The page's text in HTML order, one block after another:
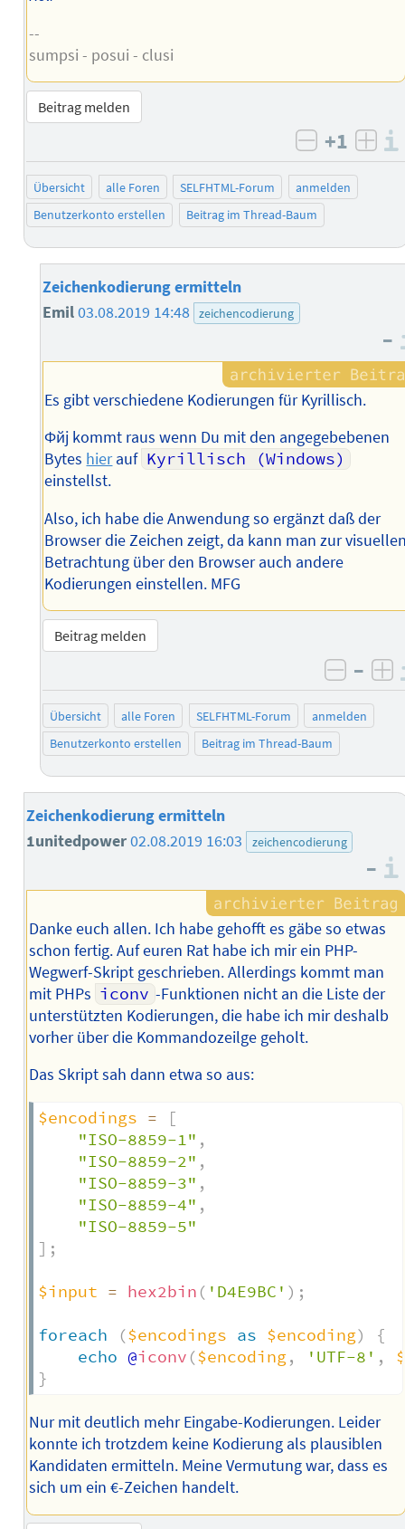
--
sumpsi - posui - clusi
Beitrag melden
negativ
+1
Übersicht alle Foren SELFHTML-Forum
anmelden
Benutzerkonto erstellen
Beitrag im Thread-Baum
Zeichenkodierung ermitteln
Emil03.08.2019 14:48 zeichencodierung
–
Es gibt verschiedene Kodierungen für Kyrillisch.
Фйј kommt raus wenn Du mit den angegebebenen
Bytes hierauf Kyrillisch (Windows)
einstellst.
Also, ich habe die Anwendung so ergänzt daß der
Browser die Zeichen zeigt, da kann man zur
Betrachtung über den Browser auch andere
Kodierungen einstellen. MFG
Beitrag melden
–
Übersicht alle Foren SELFHTML-Forum
anmelden
Benutzerkonto erstellen
Beitrag im Thread-Baum
Zeichenkodierung ermitteln
1unitedpower02.08.2019 16:03 zeichencodierung
–
Danke euch allen. Ich habe gehofft es gäbe so etwas
schon fertig. Auf euren Rat habe ich mir ein PHP-
Wegwerf-Skript geschrieben. Allerdings kommt man
mit PHPs iconv -Funktionen nicht an die Liste der
unterstützten Kodierungen, die habe ich mir deshalb
vorher über die Kommandozeilge geholt.
Das Skript sah dann etwa so aus:
$encodings =
[
"ISO-8859-1" ,
"ISO-8859-2" ,
"ISO-8859-3" ,
"ISO-8859-4" ,
"ISO-8859-5"
] ;
$input = hex2bin ( 'D4E9BC' ) ;
foreach ($encodings as $encoding)
{
echo @iconv ($encoding, 'UTF-8' ,
}
Nur mit deutlich mehr Eingabe-Kodierungen. Leider
konnte ich trotzdem keine Kodierung als plausiblen
Kandidaten ermitteln. Meine Vermutung war, dass es
sich um ein €-Zeichen handelt.